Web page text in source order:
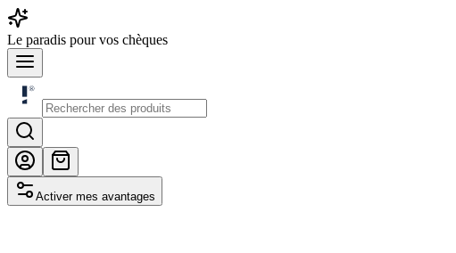
Le paradis pour vos chèques
Activer mes avantages